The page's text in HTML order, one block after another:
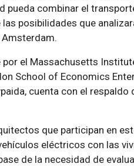
pueda combinar el
posibilidades que
Amsterdam.
el Massachusetts
School of Economics
cuenta con el
que participan en
eléctricos con las
de la necesidad de